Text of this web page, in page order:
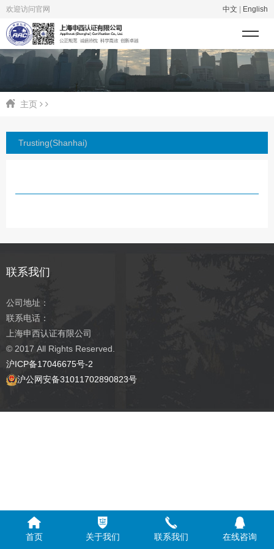
欢迎访问官网 中文 English
主页
Trusting(Shanhai)
联系我们
公司地址：
联系电话：
上海申西认证有限公司
© 2017 All Rights Reserved.
沪ICP备17046675号-2
沪公网安备31011702890823号
首页 关于我们 联系我们 在线咨询